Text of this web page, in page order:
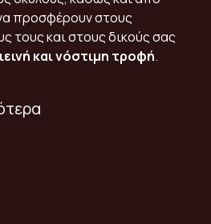
προσφέρουν στους
τους και στους δικούς σας
και νόστιμη τροφή.